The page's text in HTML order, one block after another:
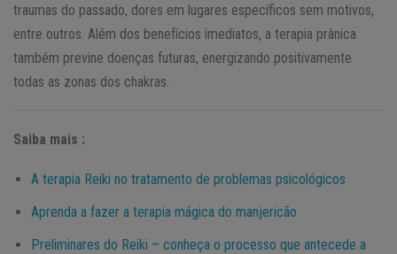
traumas do passado, dores em lugares específicos sem motivos,
entre outros. Além dos benefícios imediatos, a terapia prânica
também previne doenças futuras, energizando positivamente
todas as zonas dos chakras.
Saiba mais :
A terapia Reiki no tratamento de problemas psicológicos
Aprenda a fazer a terapia mágica do manjericão
Preliminares do Reiki – conheça o processo que antecede a